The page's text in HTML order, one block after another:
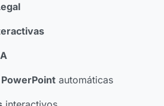
automáticas